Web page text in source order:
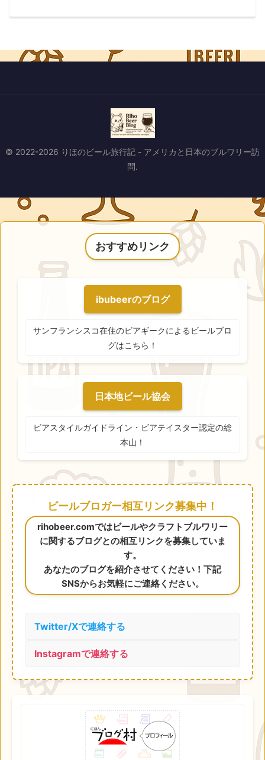
© 2022-2026 りほのビール旅行記 - アメリカと日本のブルワリー訪
問.
おすすめリンク
ibubeerのブログ
サンフランシスコ在住のビアギークによるビールブロ
グはこちら！
日本地ビール協会
ビアスタイルガイドライン・ビアテイスター認定の総
本山！
ビールブロガー相互リンク募集中！
rihobeer.comではビールやクラフトブルワリー
に関するブログとの相互リンクを募集していま
す。
あなたのブログを紹介させてください！下記
SNSからお気軽にご連絡ください。
Twitter/Xで連絡する
Instagramで連絡する